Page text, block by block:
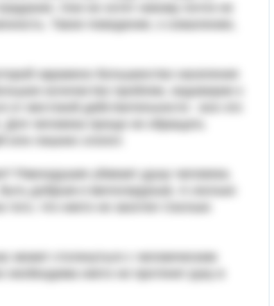
Они не хотят никому почти не
заражено большинство населения
Равнодушие убивает душу человека.
что никто не захотел Сколько
может столкнуться с человеческим
никто не протянет руку в